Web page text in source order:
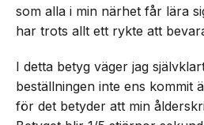
som alla i min närhet får lära
har trots allt ett rykte att
I detta betyg väger jag
beställningen inte ens kommit
för det betyder att min